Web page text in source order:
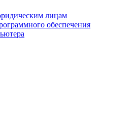
лицам
обеспечения